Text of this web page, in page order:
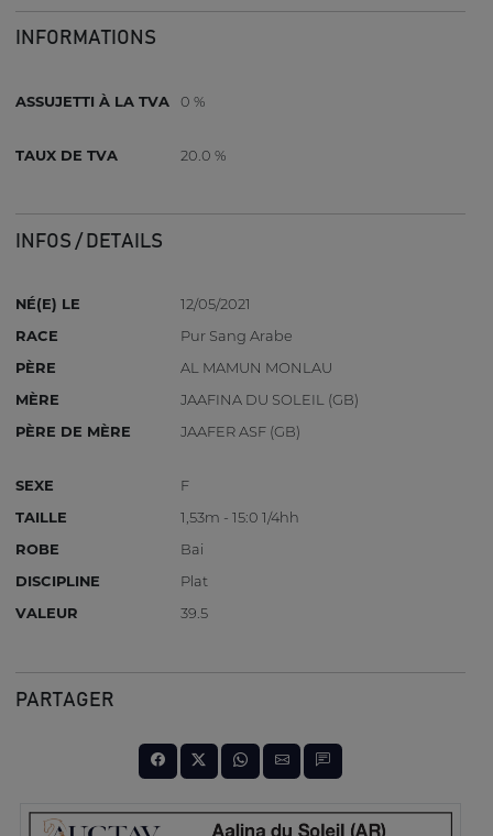
INFORMATIONS
ASSUJETTI À LA TVA 0 %
TAUX DE TVA 20.0 %
INFOS / DETAILS
NÉ(E) LE
12/05/2021
RACE
Pur Sang Arabe
PÈRE
AL MAMUN MONLAU
MÈRE
JAAFINA DU SOLEIL (GB)
PÈRE DE MÈRE
JAAFER ASF (GB)
SEXE
F
TAILLE
1,53m - 15:0 1/4hh
ROBE
Bai
DISCIPLINE
Plat
VALEUR
39.5
PARTAGER